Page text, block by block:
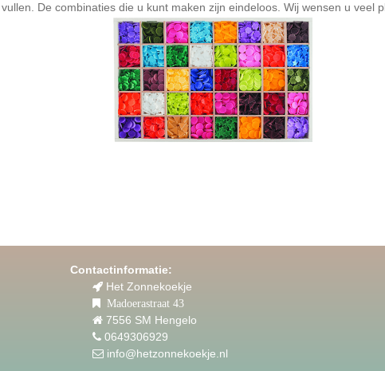
De combinaties die u kunt maken zijn eindeloos. Wij wensen u veel
Contactinformatie:
Het Zonnekoekje
Madoerastraat 43
7556 SM Hengelo
0649306929
info@hetzonnekoekje.nl